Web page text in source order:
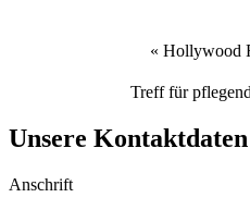
« Hollywood
Treff für
Unsere Kontaktdaten
Anschrift